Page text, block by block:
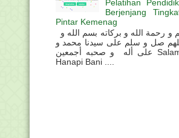
Pelatihan
Berjenjang
Pintar Kemenag
صل و سلم على سيدنا محمد و
على أله و صحبه أجمعين Salam Sahabat
Hanapi Bani ....